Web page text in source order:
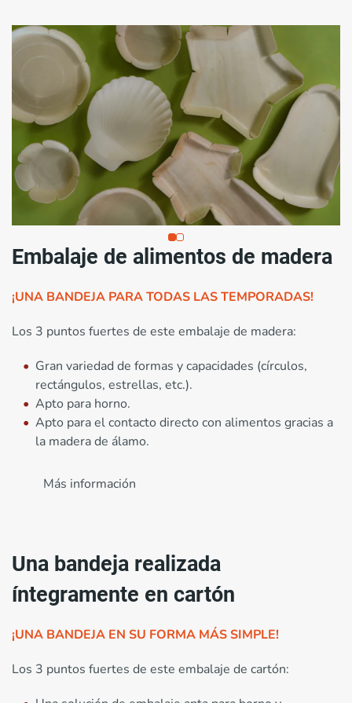
Embalaje de alimentos de madera
¡UNA BANDEJA PARA TODAS LAS TEMPORADAS!
Los 3 puntos fuertes de este embalaje de madera:
Gran variedad de formas y capacidades (círculos,
rectángulos, estrellas, etc.).
Apto para horno.
Apto para el contacto directo con alimentos gracias a
la madera de álamo.
Más información
Una bandeja realizada
íntegramente en cartón
¡UNA BANDEJA EN SU FORMA MÁS SIMPLE!
Los 3 puntos fuertes de este embalaje de cartón: